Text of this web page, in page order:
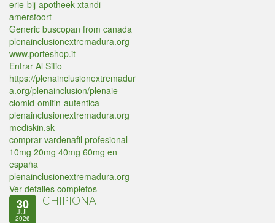
erie-bij-apotheek-xtandi-
amersfoort
Generic buscopan from canada
plenainclusionextremadura.org
www.porteshop.it
Entrar Al Sitio
https://plenainclusionextremadur
a.org/plenainclusion/plenaie-
clomid-omifin-autentica
plenainclusionextremadura.org
mediskin.sk
comprar vardenafil profesional
10mg 20mg 40mg 60mg en
españa
plenainclusionextremadura.org
Ver detalles completos
30
JUL
2026
CHIPIONA